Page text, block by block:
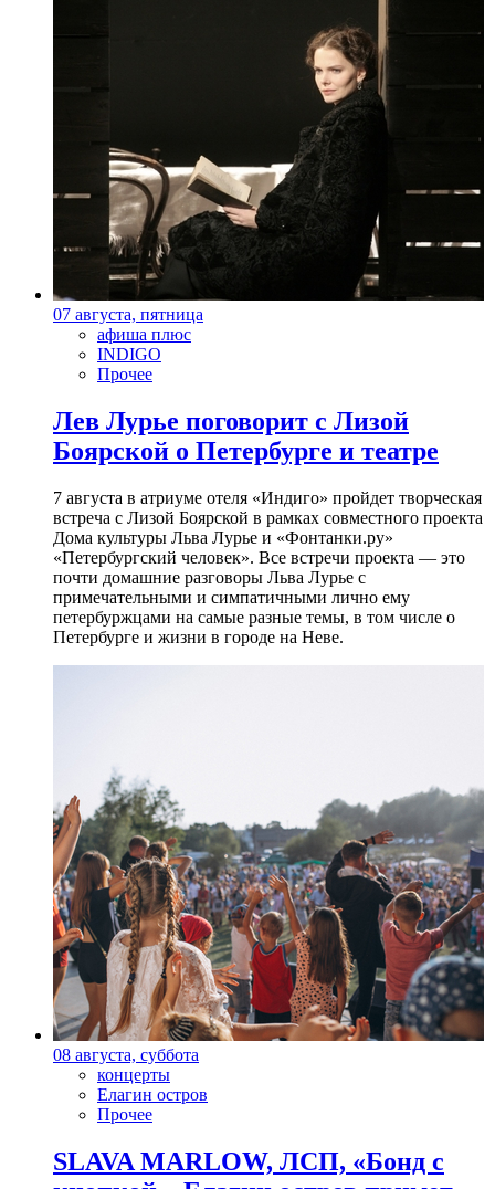
07 августа, пятница
афиша плюс
INDIGO
Прочее
Лев Лурье поговорит с Лизой
Боярской о Петербурге и театре
7 августа в атриуме отеля «Индиго» пройдет творческая
встреча с Лизой Боярской в рамках совместного проекта
Дома культуры Льва Лурье и «Фонтанки.ру»
«Петербургский человек». Все встречи проекта — это
почти домашние разговоры Льва Лурье с
примечательными и симпатичными лично ему
петербуржцами на самые разные темы, в том числе о
Петербурге и жизни в городе на Неве.
08 августа, суббота
концерты
Елагин остров
Прочее
SLAVA MARLOW, ЛСП, «Бонд с